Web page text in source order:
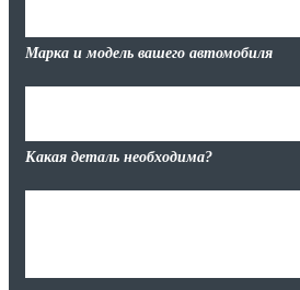
Марка и модель вашего автомобиля
Какая деталь необходима?